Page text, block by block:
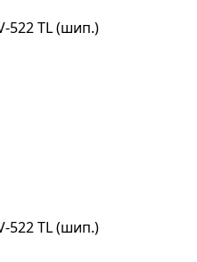
522 TL (шип.)
522 TL (шип.)